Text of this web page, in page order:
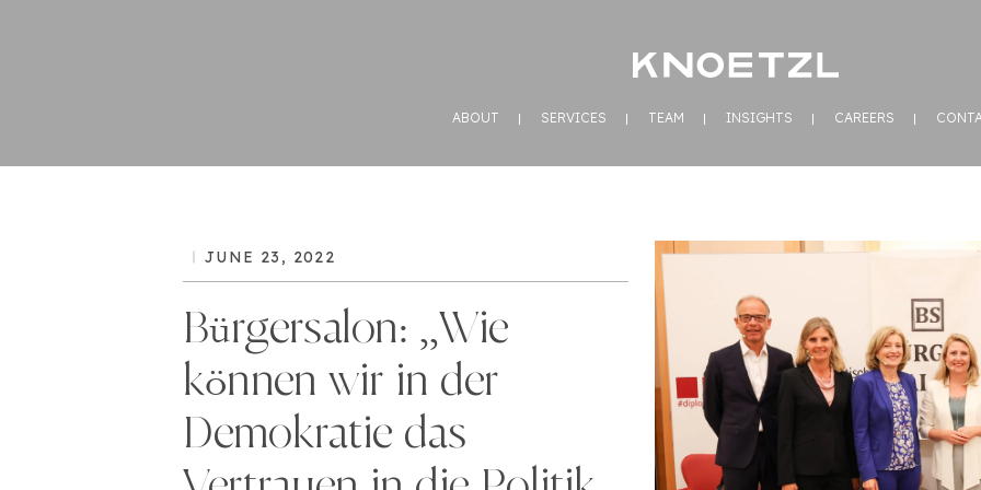
ABOUT SERVICES TEAM INSIGHTS CAREERS
JUNE 23, 2022
Bürgersalon: „Wie
können wir in der
Demokratie das